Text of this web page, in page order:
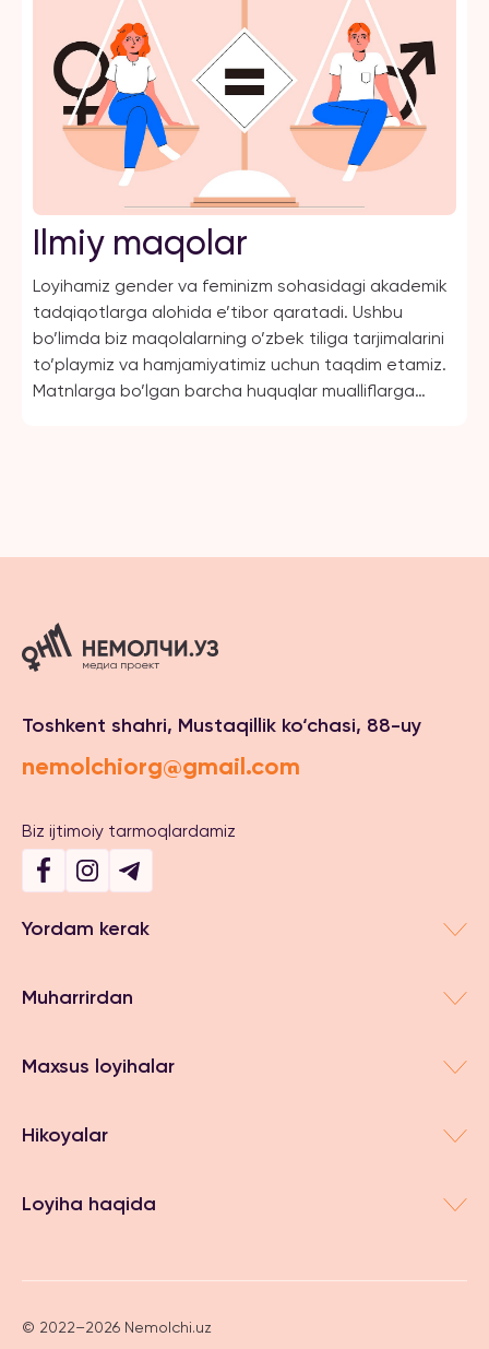
Ilmiy maqolar
Loyihamiz gender va feminizm sohasidagi akademik
tadqiqotlarga alohida e’tibor qaratadi. Ushbu
bo’limda biz maqolalarning o’zbek tiliga tarjimalarini
to’playmiz va hamjamiyatimiz uchun taqdim etamiz.
Matnlarga bo’lgan barcha huquqlar mualliflarga
Toshkent shahri, Mustaqillik ko‘chasi, 88-uy
nemolchiorg@gmail.com
Biz ijtimoiy tarmoqlardamiz
Yordam kerak
Muharrirdan
Maxsus loyihalar
Hikoyalar
Loyiha haqida
© 2022–2026 Nemolchi.uz